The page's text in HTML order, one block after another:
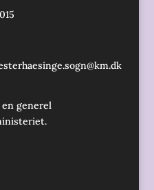
generel